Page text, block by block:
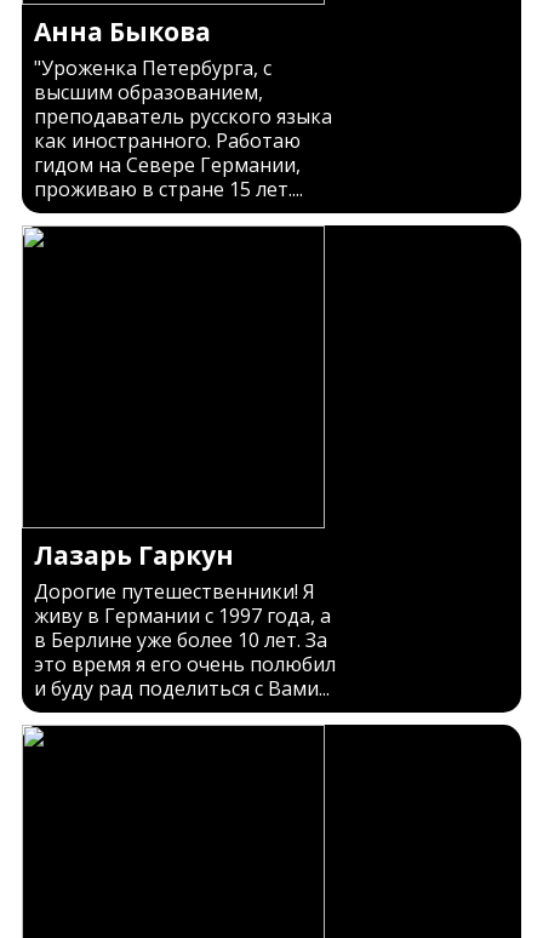
Анна Быкова
"Уроженка Петербурга, с
высшим образованием,
преподаватель русского языка
как иностранного. Работаю
гидом на Севере Германии,
проживаю в стране 15 лет....
Лазарь Гаркун
Дорогие путешественники! Я
живу в Германии с 1997 года, а
в Берлине уже более 10 лет. За
это время я его очень полюбил
и буду рад поделиться с Вами...